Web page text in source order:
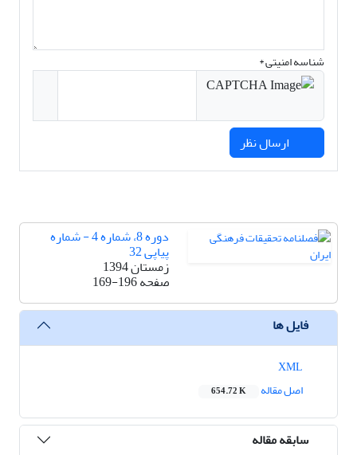
شناسه امنیتی *
دوره 8، شماره 4 - شماره
پیاپی 32
زمستان 1394
صفحه169-196
فایل ها
اصل مقاله
654.72 K
سابقه مقاله